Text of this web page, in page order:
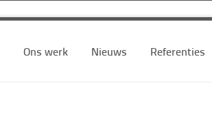
Ons werk Nieuws Referenties